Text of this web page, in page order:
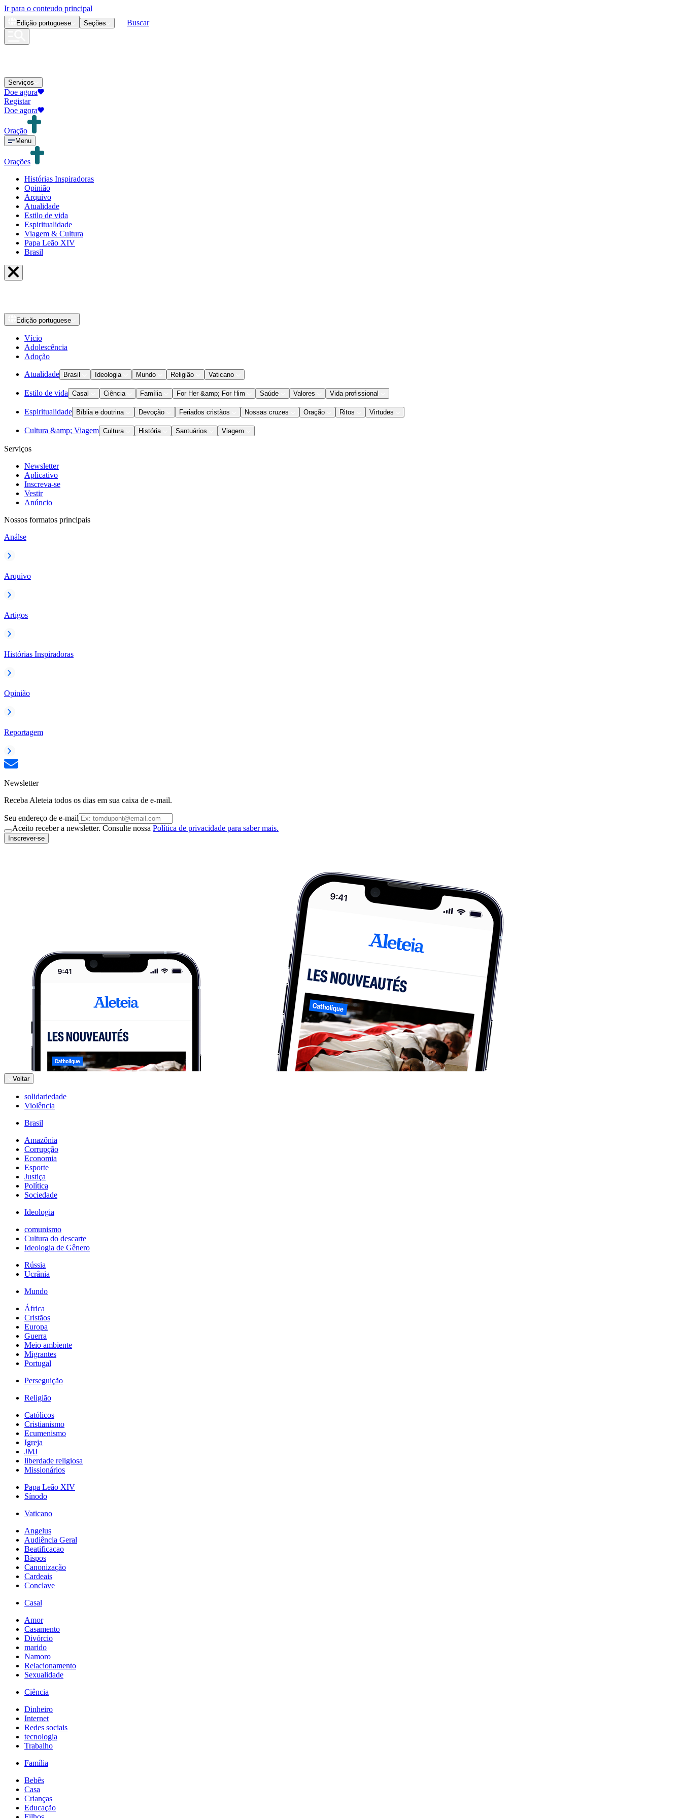
Ir para o conteudo principal
Edição portuguese Seções Buscar
Serviços
Doe agora
Registar
Doe agora
Oração
Menu
Orações
Histórias Inspiradoras
Opinião
Arquivo
Atualidade
Estilo de vida
Espiritualidade
Viagem & Cultura
Papa Leão XIV
Brasil
Edição portuguese
Vício
Adolescência
Adoção
Atualidade Brasil Ideologia Mundo Religião Vaticano
Estilo de vida Casal Ciência Família For Her &amp; For Him Saúde Valores Vida profissional
Espiritualidade Bíblia e doutrina Devoção Feriados cristãos Nossas cruzes Oração Ritos Virtudes
Cultura &amp; Viagem Cultura História Santuários Viagem
Serviços
Newsletter
Aplicativo
Inscreva-se
Vestir
Anúncio
Nossos formatos principais
Análse
Arquivo
Artigos
Histórias Inspiradoras
Opinião
Reportagem
Newsletter
Receba Aleteia todos os dias em sua caixa de e-mail.
Seu endereço de e-mail
Aceito receber a newsletter. Consulte nossa Política de privacidade para saber mais.
Inscrever-se
Voltar
solidariedade
Violência
Brasil
Amazônia
Corrupção
Economia
Esporte
Justiça
Política
Sociedade
Ideologia
comunismo
Cultura do descarte
Ideologia de Gênero
Rússia
Ucrânia
Mundo
África
Cristãos
Europa
Guerra
Meio ambiente
Migrantes
Portugal
Perseguição
Religião
Católicos
Cristianismo
Ecumenismo
Igreja
JMJ
liberdade religiosa
Missionários
Papa Leão XIV
Sínodo
Vaticano
Angelus
Audiência Geral
Beatificacao
Bispos
Canonização
Cardeais
Conclave
Casal
Amor
Casamento
Divórcio
marido
Namoro
Relacionamento
Sexualidade
Ciência
Dinheiro
Internet
Redes sociais
tecnologia
Trabalho
Família
Bebês
Casa
Crianças
Educação